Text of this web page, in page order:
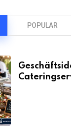
POPULAR